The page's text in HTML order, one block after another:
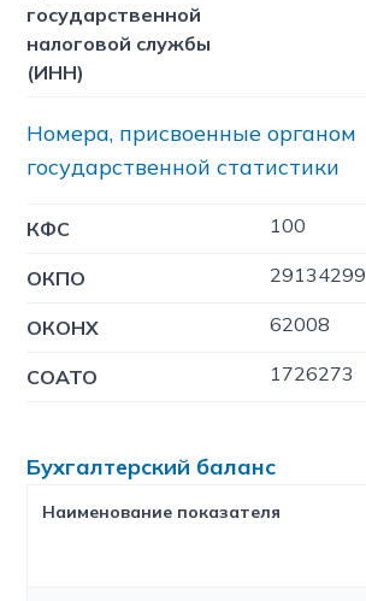
государственной
налоговой службы
(ИНН)
Номера, присвоенные органом
государственной статистики
КФC 100
ОКПО 29134299
ОКОНХ 62008
СОАТО 1726273
Бухгалтерский баланс
Наименование показателя